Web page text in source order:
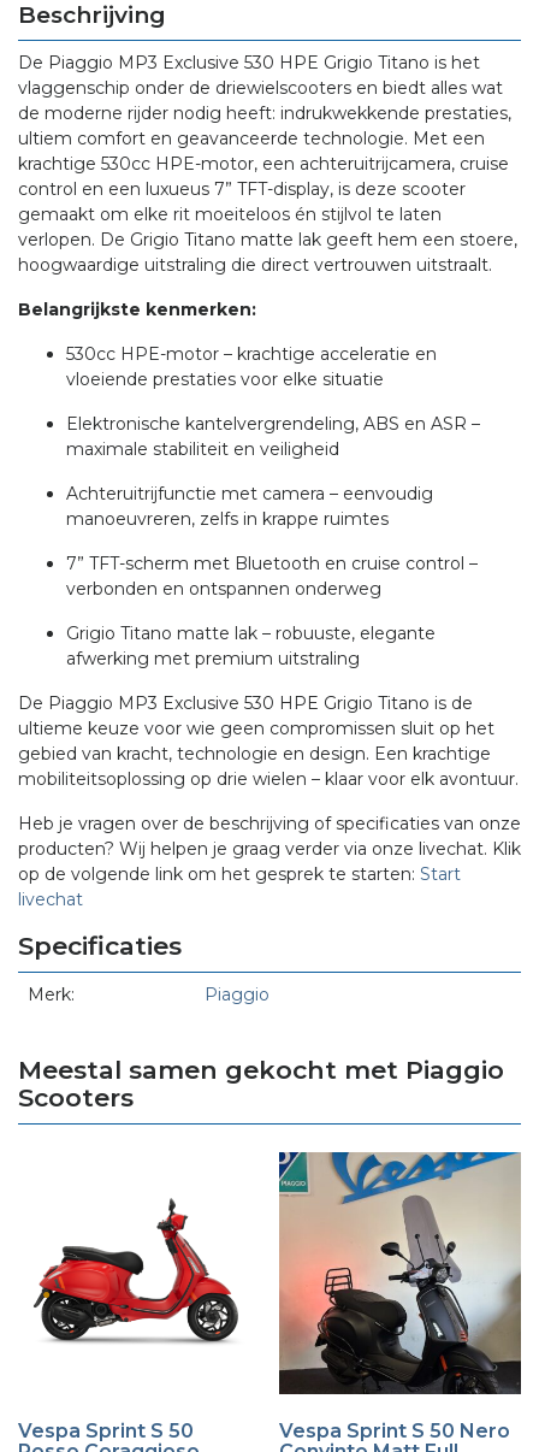
Beschrijving
De Piaggio MP3 Exclusive 530 HPE Grigio Titano is het
vlaggenschip onder de driewielscooters en biedt alles wat
de moderne rijder nodig heeft: indrukwekkende prestaties,
ultiem comfort en geavanceerde technologie. Met een
krachtige 530cc HPE-motor, een achteruitrijcamera, cruise
control en een luxueus 7” TFT-display, is deze scooter
gemaakt om elke rit moeiteloos én stijlvol te laten
verlopen. De Grigio Titano matte lak geeft hem een stoere,
hoogwaardige uitstraling die direct vertrouwen uitstraalt.
Belangrijkste kenmerken:
530cc HPE-motor – krachtige acceleratie en
vloeiende prestaties voor elke situatie
Elektronische kantelvergrendeling, ABS en ASR –
maximale stabiliteit en veiligheid
Achteruitrijfunctie met camera – eenvoudig
manoeuvreren, zelfs in krappe ruimtes
7” TFT-scherm met Bluetooth en cruise control –
verbonden en ontspannen onderweg
Grigio Titano matte lak – robuuste, elegante
afwerking met premium uitstraling
De Piaggio MP3 Exclusive 530 HPE Grigio Titano is de
ultieme keuze voor wie geen compromissen sluit op het
gebied van kracht, technologie en design. Een krachtige
mobiliteitsoplossing op drie wielen – klaar voor elk avontuur.
Heb je vragen over de beschrijving of specificaties van onze
producten? Wij helpen je graag verder via onze livechat. Klik
op de volgende link om het gesprek te starten: Start
livechat
Specificaties
Merk: Piaggio
Meestal samen gekocht met Piaggio
Scooters
Vespa Sprint S 50
Vespa Sprint S 50 Nero